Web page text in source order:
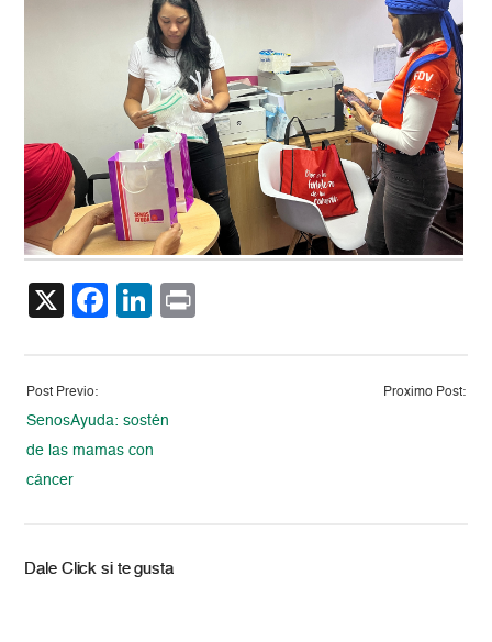
X Facebook
LinkedIn
Post Previo:
SenosAyuda: sostén
de las mamas con
cáncer
Proximo Post:
Dale Click si te gusta